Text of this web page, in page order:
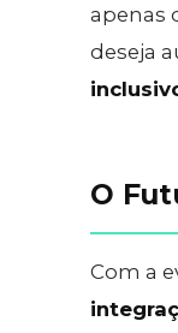
apenas
deseja
O
Com a